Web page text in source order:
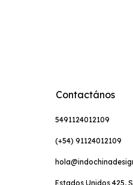
Contactános
5491124012109
(+54) 91124012109
Estados Unidos 425,